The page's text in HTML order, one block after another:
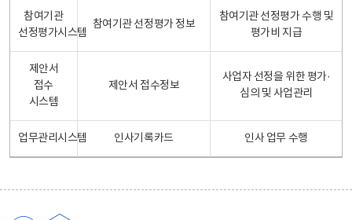
참여기관
선정평가시스템
참여기관 선정평가 정보
참여기관 선정평가 수행 및
평가비 지급
제안서
접수
시스템
제안서 접수정보
사업자 선정을 위한 평가·
심의 및 사업관리
업무관리시스템 인사기록카드 인사 업무 수행